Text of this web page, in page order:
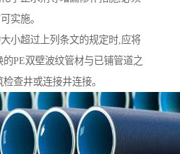
实施。
小超过上列条文的规定时,应将
PE双壁波纹管材与已铺管道之
查井或连接井连接。